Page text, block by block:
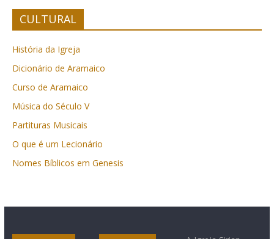
CULTURAL
História da Igreja
Dicionário de Aramaico
Curso de Aramaico
Música do Século V
Partituras Musicais
O que é um Lecionário
Nomes Bíblicos em Genesis